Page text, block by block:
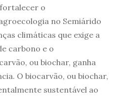
o
no Semiárido
climáticas que exige a
carbono e o
ou biochar, ganha
O biocarvão, ou biochar,
sustentável ao